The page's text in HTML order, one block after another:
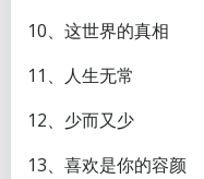
10、这世界的真相
11、人生无常
12、少而又少
13、喜欢是你的容颜